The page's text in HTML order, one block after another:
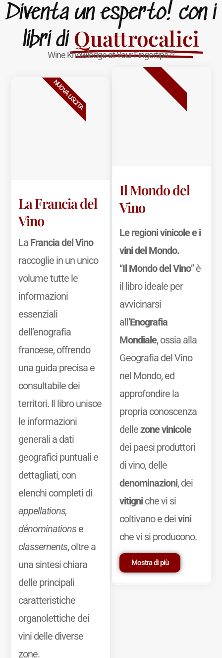
Diventa un esperto! con i
libri di Quattrocalici
Wine Knowledge at Your Fingertips®
La Francia del
Vino
La Francia del Vino
raccoglie in un unico
volume tutte le
informazioni
essenziali
dell’enografia
francese, offrendo
una guida precisa e
consultabile dei
territori. Il libro unisce
le informazioni
generali a dati
geografici puntuali e
dettagliati, con
elenchi completi di
appellations,
dénominationse
classements, oltre a
una sintesi chiara
delle principali
caratteristiche
organolettiche dei
vini delle diverse
zone.
NUOVA USCITA
Il Mondo del
Vino
Le regioni vinicole e i
vini del Mondo.
“Il Mondo del Vino” è
il libro ideale per
avvicinarsi
all’Enografia
Mondiale, ossia alla
Geografia del Vino
nel Mondo, ed
approfondire la
propria conoscenza
dellezone vinicole
dei paesi produttori
di vino, delle
denominazioni, dei
vitigniche vi si
coltivano e deivini
che vi si producono.
Mostra di più
BESTSELLER